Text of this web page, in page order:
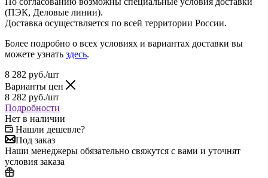
(ПЭК, Деловые линии).
Доставка осуществляется по всей территории России.
Более подробно о всех условиях и вариантах доставки вы
можете узнать здесь.
8 282 руб./шт
Варианты цен
8 282 руб./шт
Подробности
Нет в наличии
Нашли дешевле?
Под заказ
Наши менеджеры обязательно свяжутся с вами и уточнят
условия заказа